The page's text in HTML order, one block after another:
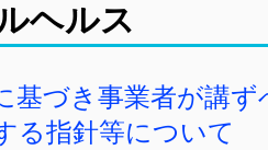
ヘルス
基づき事業者が講
る指針等について